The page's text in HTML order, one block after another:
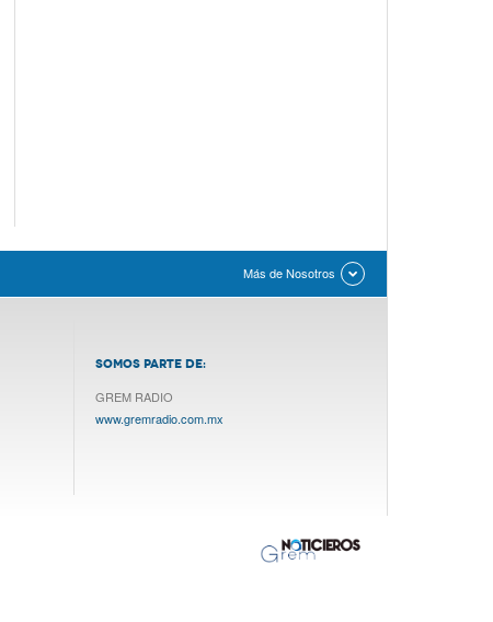
Más de Nosotros
SOMOS PARTE DE:
GREM RADIO
www.gremradio.com.mx